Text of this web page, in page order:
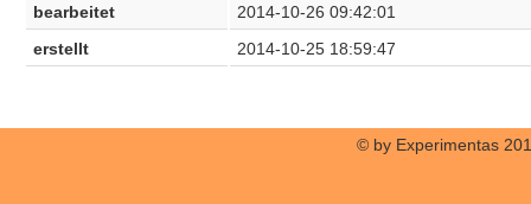
bearbeitet
2014-10-26 09:42:01
erstellt
2014-10-25 18:59:47
© by Experimentas